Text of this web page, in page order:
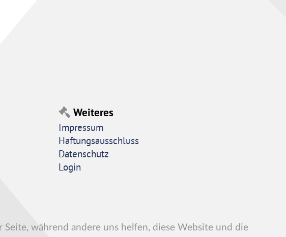
Weiteres
Impressum
Haftungsausschluss
Datenschutz
Login
während andere uns helfen, diese Website und die